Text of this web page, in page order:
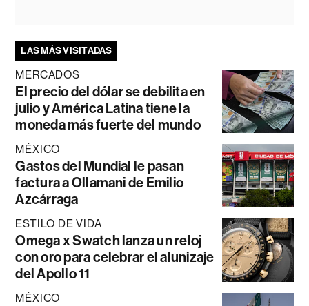
LAS MÁS VISITADAS
MERCADOS
El precio del dólar se debilita en
julio y América Latina tiene la
moneda más fuerte del mundo
MÉXICO
Gastos del Mundial le pasan
factura a Ollamani de Emilio
Azcárraga
ESTILO DE VIDA
Omega x Swatch lanza un reloj
con oro para celebrar el alunizaje
del Apollo 11
MÉXICO